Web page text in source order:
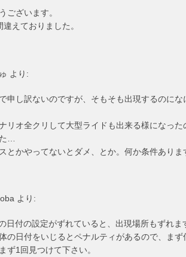
ございます。
えておりました。
より:
申し訳ないのですが、そもそも出現するのに
リオ全クリして大型ライドも出来る様になっ
…
とかやってないとダメ、とか。何か条件ありま
より:
日付の設定がずれていると、出現場所もずれま
の日付をいじるとペナルティがあるので、ま
ず1回見つけて下さい。